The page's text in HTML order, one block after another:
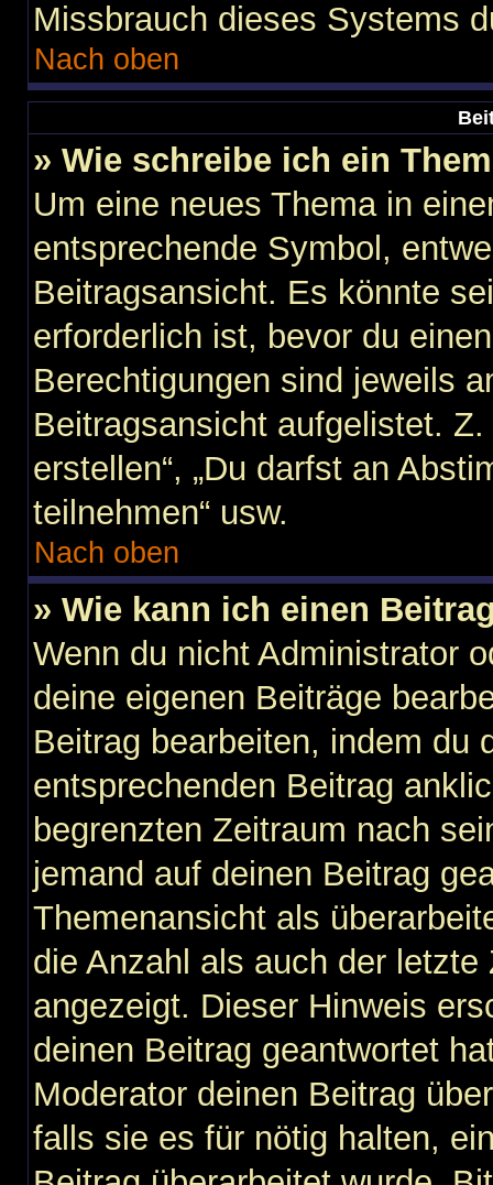
Missbrauch dieses Systems
Nach oben
» Wie schreibe ich ein
Um eine neues Thema in
entsprechende Symbol,
Beitragsansicht. Es könnte
erforderlich ist, bevor du
Berechtigungen sind jeweils
Beitragsansicht aufgelistet.
erstellen“, „Du darfst an
teilnehmen“ usw.
Nach oben
» Wie kann ich einen
Wenn du nicht Administrator
deine eigenen Beiträge
Beitrag bearbeiten, indem du
entsprechenden Beitrag
begrenzten Zeitraum nach
jemand auf deinen Beitrag
Themenansicht als
die Anzahl als auch der
angezeigt. Dieser Hinweis
deinen Beitrag geantwortet
Moderator deinen Beitrag
falls sie es für nötig halten,